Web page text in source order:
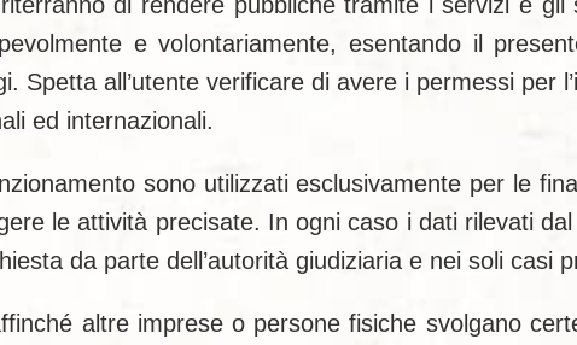
e volontariamente, esentando il
Spetta all’utente verificare di avere i permessi per
ed internazionali.
sono utilizzati esclusivamente per le
le attività precisate. In ogni caso i dati rilevati
da parte dell’autorità giudiziaria e nei soli casi
altre imprese o persone fisiche svolgano